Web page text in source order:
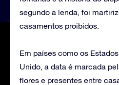
segundo a lenda, foi
casamentos proibidos.
Em países como os
Unido, a data é marcada
flores e presentes entre